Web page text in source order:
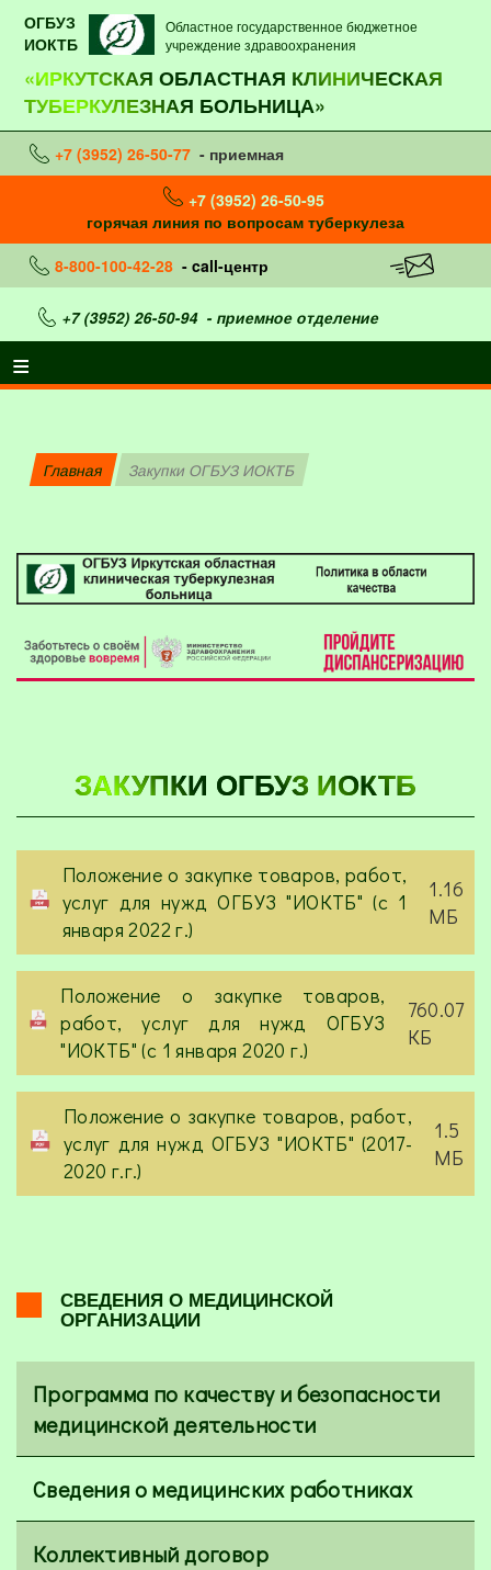
ОГБУЗ
ИОКТБ
Областное государственное бюджетное
учреждение здравоохранения
«ИРКУТСКАЯ ОБЛАСТНАЯ КЛИНИЧЕСКАЯ
ТУБЕРКУЛЕЗНАЯ БОЛЬНИЦА»
+7 (3952) 26-50-77 - приемная
+7 (3952) 26-50-95
горячая линия по вопросам туберкулеза
8-800-100-42-28 - call-центр
+7 (3952) 26-50-94- приемное отделение
Главная Закупки ОГБУЗ ИОКТБ
ЗАКУПКИ ОГБУЗ ИОКТБ
Положение о закупке товаров, работ,
услуг для нужд ОГБУЗ "ИОКТБ" (с 1
января 2022 г.)
1.16
МБ
Положение о закупке товаров,
работ, услуг для нужд ОГБУЗ
"ИОКТБ" (с 1 января 2020 г.)
760.07
КБ
Положение о закупке товаров, работ,
услуг для нужд ОГБУЗ "ИОКТБ" (2017-
2020 г.г.)
1.5
МБ
СВЕДЕНИЯ О МЕДИЦИНСКОЙ
ОРГАНИЗАЦИИ
Программа по качеству и безопасности
медицинской деятельности
Сведения о медицинских работниках
Коллективный договор